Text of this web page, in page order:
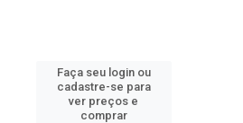
Faça seu login ou
cadastre-se para
ver preços e
comprar